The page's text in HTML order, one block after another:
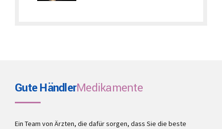
Gute HändlerMedikamente
Ein Team von Ärzten, die dafür sorgen, dass Sie die beste